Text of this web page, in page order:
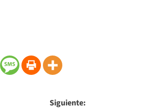
Siguiente: